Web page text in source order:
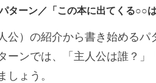
ターン／「この本に出てくる○○
公）の紹介から書き始める
ーンでは、「主人公は誰？
しょう。